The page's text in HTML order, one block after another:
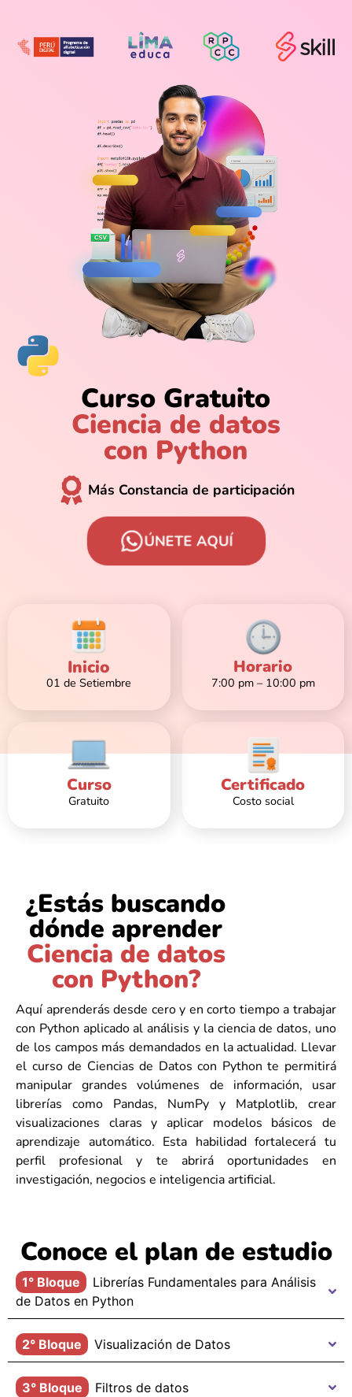
Curso Gratuito
Ciencia de datos
con Python
Más Constancia de participación
ÚNETE AQUÍ
Inicio
01 de Setiembre
Horario
7:00 pm – 10:00 pm
Curso
Gratuito
Certificado
Costo social
¿Estás buscando
dónde aprender
Ciencia de datos
con Python?
Aquí aprenderás desde cero y en corto tiempo a trabajar
con Python aplicado al análisis y la ciencia de datos, uno
de los campos más demandados en la actualidad. Llevar
el curso de Ciencias de Datos con Python te permitirá
manipular grandes volúmenes de información, usar
librerías como Pandas, NumPy y Matplotlib, crear
visualizaciones claras y aplicar modelos básicos de
aprendizaje automático. Esta habilidad fortalecerá tu
perfil profesional y te abrirá oportunidades en
investigación, negocios e inteligencia artificial.
Conoce el plan de estudio
1° Bloque
Librerías Fundamentales para Análisis
de Datos en Python
2° Bloque Visualización de Datos
3° Bloque Filtros de datos